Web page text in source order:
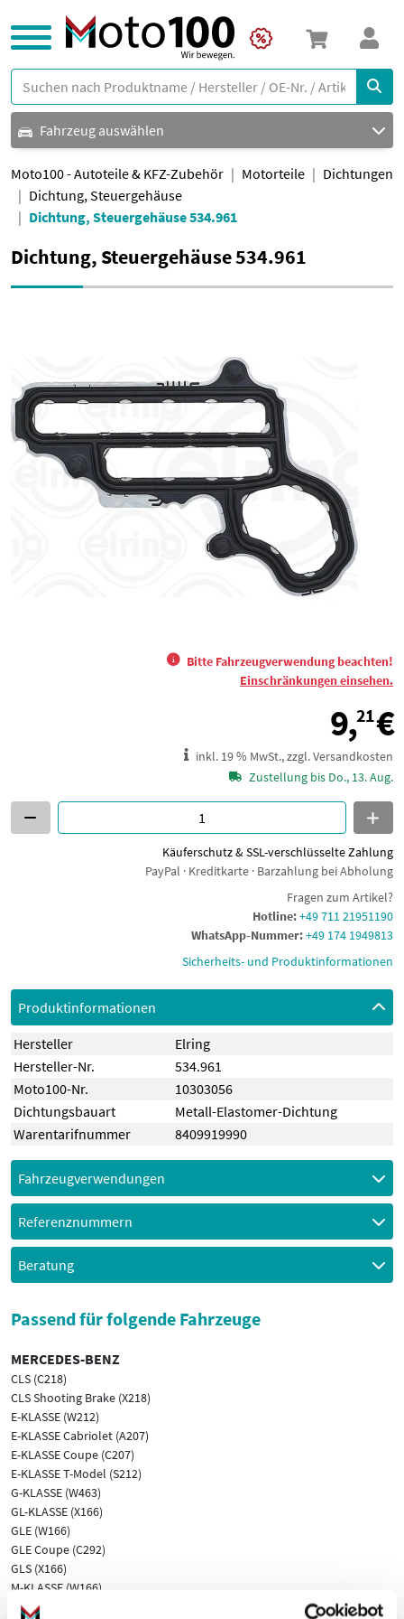
Fahrzeug auswählen
Moto100 - Autoteile & KFZ-Zubehör Motorteile
Dichtungen
Dichtung, Steuergehäuse
Dichtung, Steuergehäuse 534.961
Dichtung, Steuergehäuse 534.961
Bitte Fahrzeugverwendung beachten!
Einschränkungen einsehen.
9,21€
inkl. 19 % MwSt., zzgl. Versandkosten
Zustellung bis Do., 13. Aug.
Käuferschutz & SSL-verschlüsselte Zahlung
PayPal · Kreditkarte · Barzahlung bei Abholung
Fragen zum Artikel?
Hotline:+49 711 21951190
WhatsApp-Nummer:+49 174 1949813
Sicherheits- und Produktinformationen
Produktinformationen
Hersteller
Elring
Hersteller-Nr.
534.961
Moto100-Nr.
10303056
Dichtungsbauart
Metall-Elastomer-Dichtung
Warentarifnummer
8409919990
Fahrzeugverwendungen
Referenznummern
Beratung
Passend für folgende Fahrzeuge
MERCEDES-BENZ
CLS (C218)
CLS Shooting Brake (X218)
E-KLASSE (W212)
E-KLASSE Cabriolet (A207)
E-KLASSE Coupe (C207)
E-KLASSE T-Model (S212)
G-KLASSE (W463)
GL-KLASSE (X166)
GLE (W166)
GLE Coupe (C292)
GLS (X166)
M-KLASSE (W166)
S-KLASSE (W221, V221)